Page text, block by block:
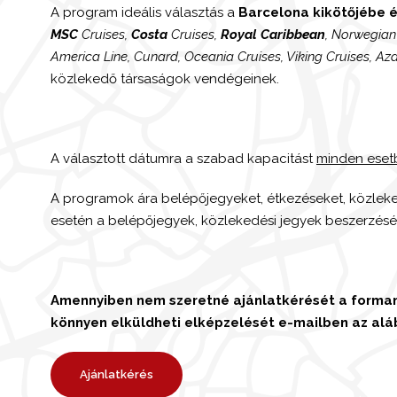
A program ideális választás a Barcelona kikötőjébe
MSC Cruises, Costa Cruises, Royal Caribbean ,
America Line, Cunard, Oceania Cruises, Viking Cruises,
közlekedő társaságok vendégeinek.
A választott dátumra a szabad kapacitást minden
A programok ára belépőjegyeket, étkezéseket,
esetén a belépőjegyek, közlekedési jegyek
Amennyiben nem szeretné ajánlatkérését a
könnyen elküldheti elképzelését e-mailben az
Ajánlatkérés